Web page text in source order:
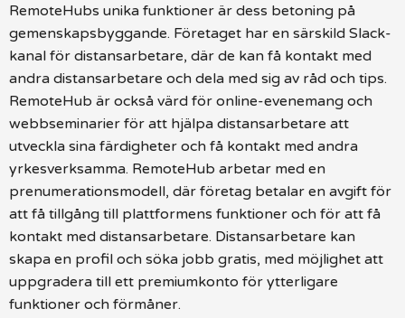
RemoteHubs unika funktioner är dess betoning på
gemenskapsbyggande. Företaget har en särskild Slack-
kanal för distansarbetare, där de kan få kontakt med
andra distansarbetare och dela med sig av råd och tips.
RemoteHub är också värd för online-evenemang och
webbseminarier för att hjälpa distansarbetare att
utveckla sina färdigheter och få kontakt med andra
yrkesverksamma. RemoteHub arbetar med en
prenumerationsmodell, där företag betalar en avgift för
att få tillgång till plattformens funktioner och för att få
kontakt med distansarbetare. Distansarbetare kan
skapa en profil och söka jobb gratis, med möjlighet att
uppgradera till ett premiumkonto för ytterligare
funktioner och förmåner.